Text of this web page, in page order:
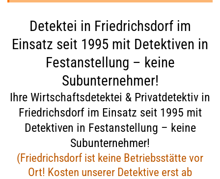
Detektei in Friedrichsdorf im
Einsatz seit 1995 mit Detektiven in
Festanstellung – keine
Subunternehmer!
Ihre Wirtschaftsdetektei & Privatdetektiv in
Friedrichsdorf im Einsatz seit 1995 mit
Detektiven in Festanstellung – keine
Subunternehmer!
(Friedrichsdorf ist keine Betriebsstätte vor
Ort! Kosten unserer Detektive erst ab